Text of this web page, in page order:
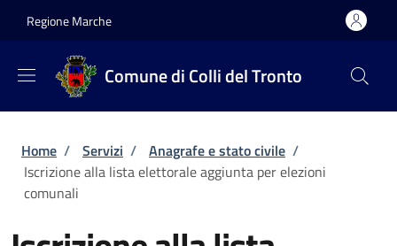
Regione Marche
Comune di Colli del Tronto
Briciole di pane
Home / Servizi / Anagrafe e stato civile /
Iscrizione alla lista elettorale aggiunta per elezioni
comunali